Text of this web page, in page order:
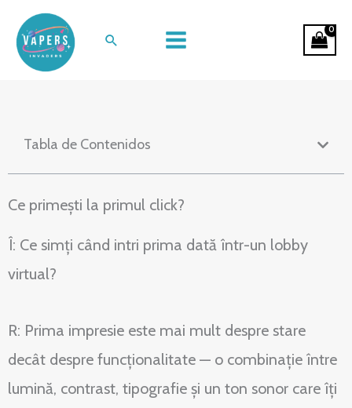
contenido
Buscar
Arta atmosferei în divertismentul
cazinourilor online
Tabla de Contenidos
Ce primești la primul click?
Î: Ce simți când intri prima dată într-un lobby
virtual?
R: Prima impresie este mai mult despre stare
decât despre funcționalitate — o combinație între
lumină, contrast, tipografie și un ton sonor care îți